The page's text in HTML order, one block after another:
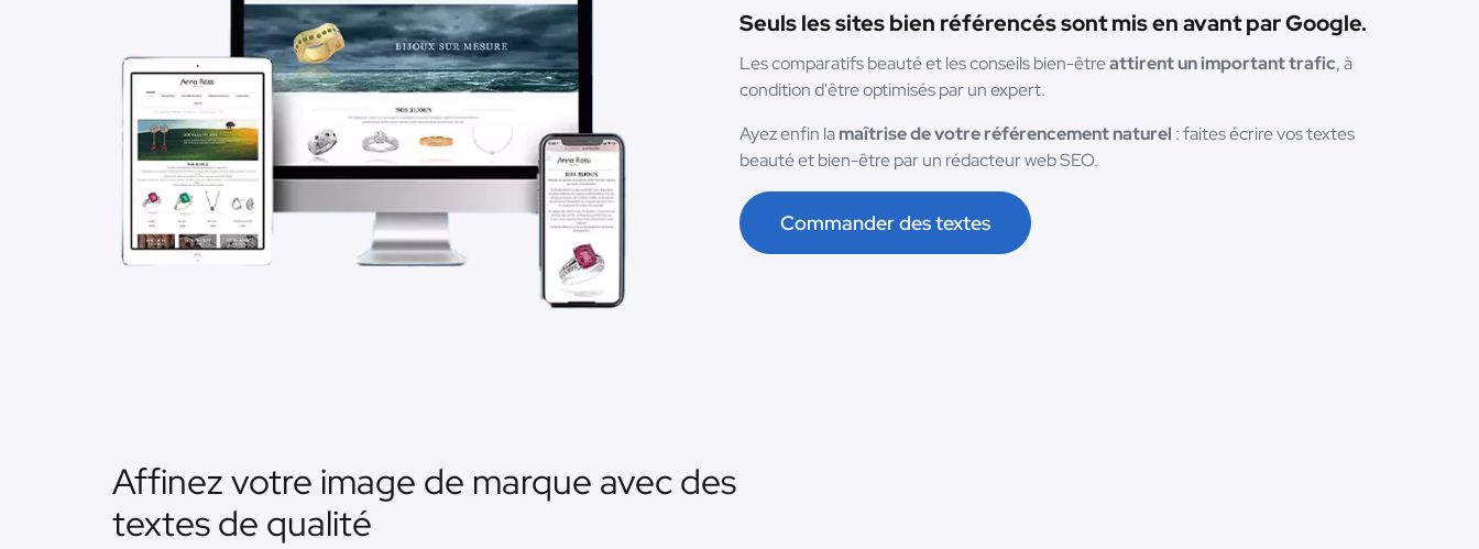
Seuls les sites bien référencés sont mis en avant par Google.
Les comparatifs beauté et les conseils bien-êtreattirent un important trafic, à
condition d'être optimisés par un expert.
Ayez enfin lamaîtrise de votre référencement naturel : faites écrire vos textes
beauté et bien-être par un rédacteur web SEO.
Commander des textes
Affinez votre image de marque avec des
textes de qualité